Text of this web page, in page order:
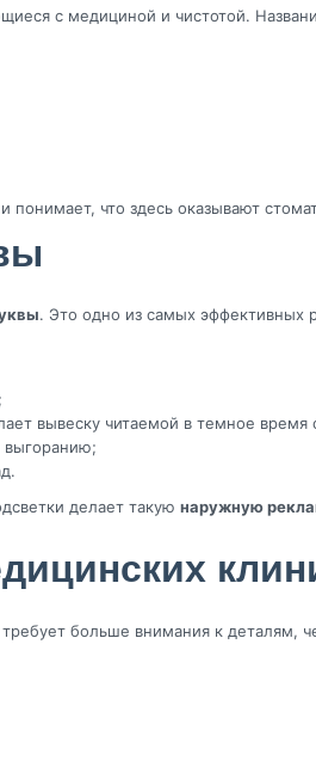
с медициной и чистотой.
понимает, что здесь оказывают
. Это одно из самых эффективных
вывеску читаемой в темное время
выгоранию;
делает такую наружную
больше внимания к деталям,